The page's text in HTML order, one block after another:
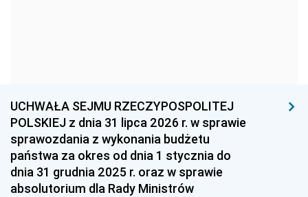
1954 1953 1952
1951 1950
1948 1947 1946
1939 1938
UCHWAŁA SEJMU RZECZYPOSPOLITEJ
POLSKIEJ z dnia 31 lipca 2026 r. w sprawie
sprawozdania z wykonania budżetu
państwa za okres od dnia 1 stycznia do
dnia 31 grudnia 2025 r. oraz w sprawie
absolutorium dla Rady Ministrów